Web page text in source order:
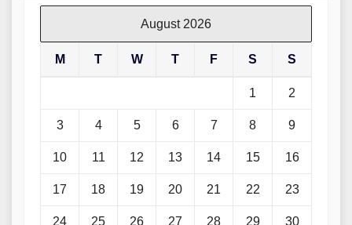
August 2026
M T W T F S S
1 2
3 4 5 6 7 8 9
10 11 12 13 14 15 16
17 18 19 20 21 22 23
24 25 26 27 28 29 30